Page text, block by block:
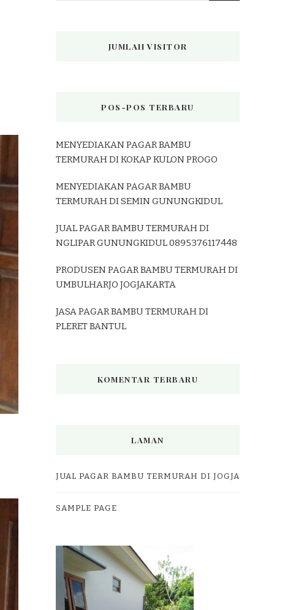
JUMLAH VISITOR
POS-POS TERBARU
MENYEDIAKAN PAGAR BAMBU
TERMURAH DI KOKAP KULON PROGO
MENYEDIAKAN PAGAR BAMBU
TERMURAH DI SEMIN GUNUNGKIDUL
JUAL PAGAR BAMBU TERMURAH DI
NGLIPAR GUNUNGKIDUL 0895376117448
PRODUSEN PAGAR BAMBU TERMURAH DI
UMBULHARJO JOGJAKARTA
JASA PAGAR BAMBU TERMURAH DI
PLERET BANTUL
KOMENTAR TERBARU
LAMAN
JUAL PAGAR BAMBU TERMURAH DI JOGJA
SAMPLE PAGE